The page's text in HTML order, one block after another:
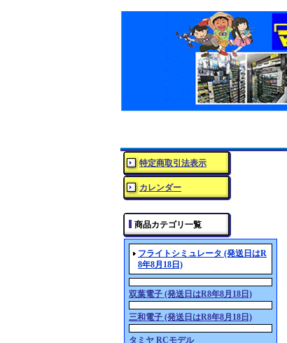
特定商取引法表示
カレンダー
商品カテゴリ一覧
フライトシミュレータ (発送日はR
8年8月18日)
双葉電子 (発送日はR8年8月18日)
三和電子 (発送日はR8年8月18日)
タミヤ RCモデル